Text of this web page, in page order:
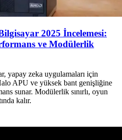
2025 İncelemesi:
ve Modülerlik
yapay zeka uygulamaları için
APU ve yüksek bant genişliğine
sunar. Modülerlik sınırlı, oyun
kalır.